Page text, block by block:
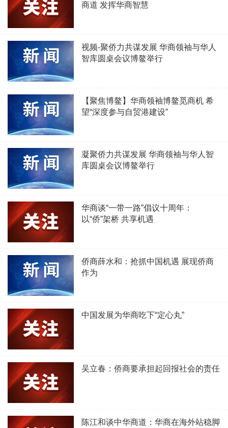
商道 发挥华商智慧
视频-聚侨力共谋发展 华商领袖与华人
智库圆桌会议博鳌举行
【聚焦博鳌】华商领袖博鳌觅商机 希
望“深度参与自贸港建设”
凝聚侨力共谋发展 华商领袖与华人智
库圆桌会议博鳌举行
华商谈“一带一路”倡议十周年：
以“侨”架桥 共享机遇
侨商薛水和：抢抓中国机遇 展现侨商
作为
中国发展为华商吃下“定心丸”
吴立春：侨商要承担起回报社会的责任
陈江和谈中华商道：华商在海外站稳脚